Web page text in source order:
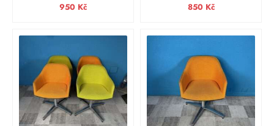
950 Kč 850 Kč